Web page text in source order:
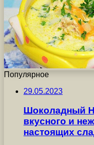
Популярное
29.05.2023
Шоколадный
вкусного и
настоящих